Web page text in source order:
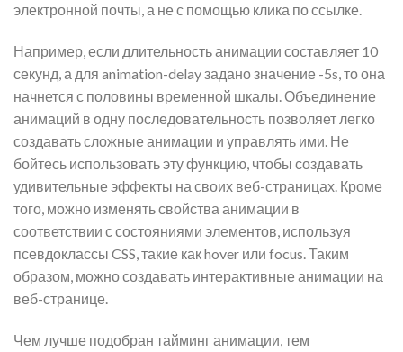
электронной почты, а не с помощью клика по ссылке.
Например, если длительность анимации составляет 10
секунд, а для animation-delay задано значение -5s, то она
начнется с половины временной шкалы. Объединение
анимаций в одну последовательность позволяет легко
создавать сложные анимации и управлять ими. Не
бойтесь использовать эту функцию, чтобы создавать
удивительные эффекты на своих веб-страницах. Кроме
того, можно изменять свойства анимации в
соответствии с состояниями элементов, используя
псевдоклассы CSS, такие как hover или focus. Таким
образом, можно создавать интерактивные анимации на
веб-странице.
Чем лучше подобран тайминг анимации, тем